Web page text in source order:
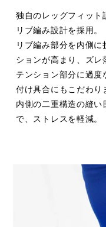
独自のレッグフィット
リブ編み設計を採用。
リブ編み部分を内側
ションが高まり、ズレ
テンション部分に過
付け具合にもこだわり
内側の二重構造の縫い
で、ストレスを軽減。